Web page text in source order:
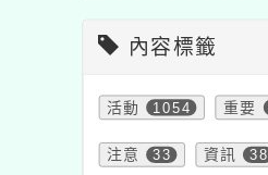
內容標籤
活動 1054 重要
注意 33 資訊 38